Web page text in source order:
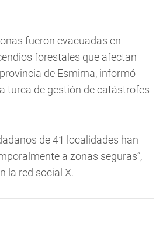
fueron evacuadas en
forestales que afectan
de Esmirna, informó
turca de gestión de catástrofes
de 41 localidades han
a zonas seguras”,
la red social X.